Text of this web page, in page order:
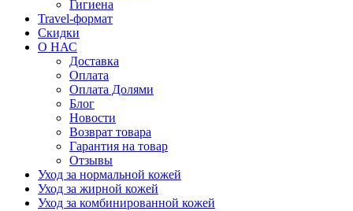
Гигиена
Travel-формат
Скидки
О НАС
Доставка
Оплата
Оплата Долями
Блог
Новости
Возврат товара
Гарантия на товар
Отзывы
Уход за нормальной кожей
Уход за жирной кожей
Уход за комбинированной кожей